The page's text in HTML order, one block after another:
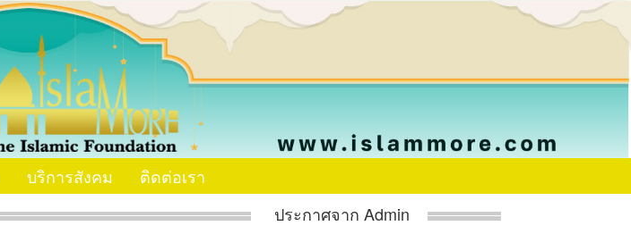
บริการสังคม
ติดต่อเรา
ประกาศจาก Admin